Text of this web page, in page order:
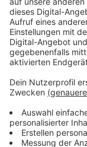
Millingen
schlecht ab
Anzeige
Die Stadt
noch ergänzen.
Bahnhof in